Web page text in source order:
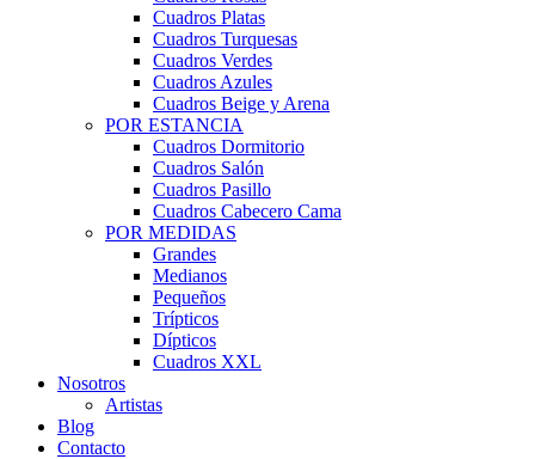
Cuadros Platas
Cuadros Turquesas
Cuadros Verdes
Cuadros Azules
Cuadros Beige y Arena
POR ESTANCIA
Cuadros Dormitorio
Cuadros Salón
Cuadros Pasillo
Cuadros Cabecero Cama
POR MEDIDAS
Grandes
Medianos
Pequeños
Trípticos
Dípticos
Cuadros XXL
Nosotros
Artistas
Blog
Contacto